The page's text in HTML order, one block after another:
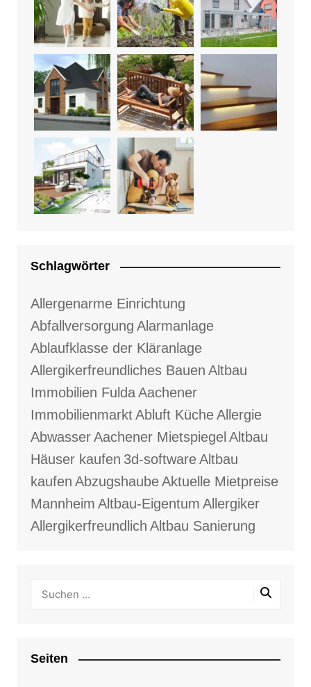
Schlagwörter
Allergenarme Einrichtung
Abfallversorgung Alarmanlage
Ablaufklasse der Kläranlage
Allergikerfreundliches Bauen Altbau
Immobilien FuldaAachener
ImmobilienmarktAbluft KücheAllergie
AbwasserAachener Mietspiegel Altbau
Häuser kaufen 3d-softwareAltbau
kaufen AbzugshaubeAktuelle Mietpreise
Mannheim Altbau-Eigentum Allergiker
Allergikerfreundlich Altbau Sanierung
Seiten